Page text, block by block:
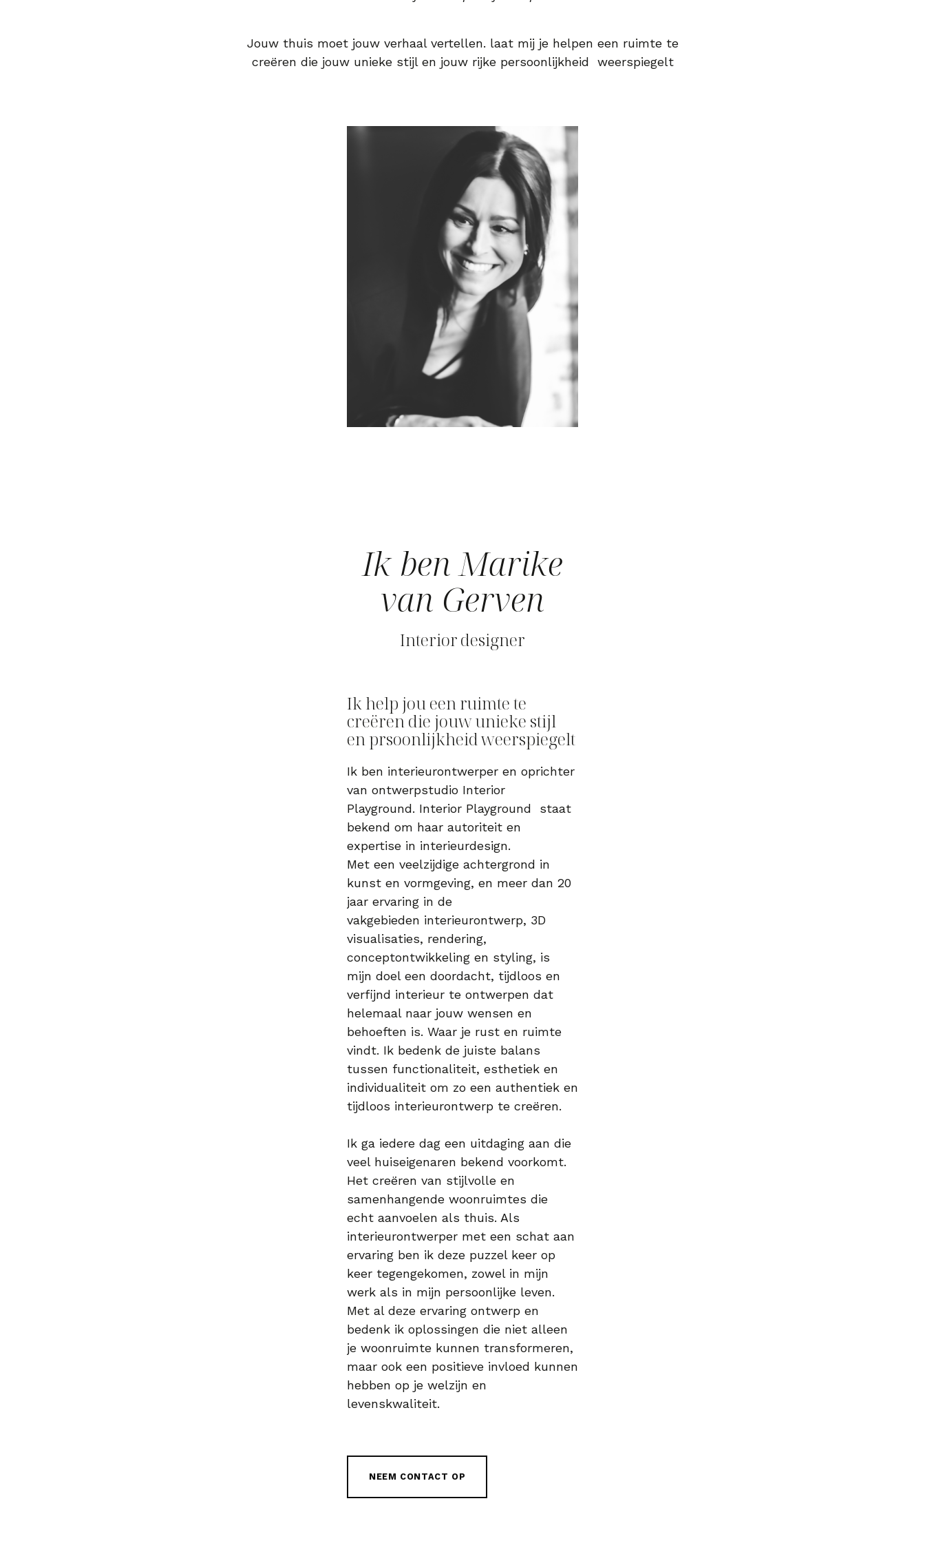
Jouw thuis moet jouw verhaal vertellen. laat mij je helpen een ruimte te
creëren die jouw unieke stijl en jouw rijke persoonlijkheid weerspiegelt
Ik ben Marike
van Gerven
Interior designer
Ik help jou een ruimte te
creëren die jouw unieke stijl
en prsoonlijkheid weerspiegelt
Ik ben interieurontwerper en oprichter
van ontwerpstudio Interior
Playground. Interior Playground staat
bekend om haar autoriteit en
expertise in interieurdesign.
Met een veelzijdige achtergrond in
kunst en vormgeving, en meer dan 20
jaar ervaring in de
vakgebieden interieurontwerp, 3D
visualisaties, rendering,
conceptontwikkeling en styling, is
mijn doel een doordacht, tijdloos en
verfijnd interieur te ontwerpen dat
helemaal naar jouw wensen en
behoeften is. Waar je rust en ruimte
vindt. Ik bedenk de juiste balans
tussen functionaliteit, esthetiek en
individualiteit om zo een authentiek en
tijdloos interieurontwerp te creëren.
Ik ga iedere dag een uitdaging aan die
veel huiseigenaren bekend voorkomt.
Het creëren van stijlvolle en
samenhangende woonruimtes die
echt aanvoelen als thuis. Als
interieurontwerper met een schat aan
ervaring ben ik deze puzzel keer op
keer tegengekomen, zowel in mijn
werk als in mijn persoonlijke leven.
Met al deze ervaring ontwerp en
bedenk ik oplossingen die niet alleen
je woonruimte kunnen transformeren,
maar ook een positieve invloed kunnen
hebben op je welzijn en
levenskwaliteit.
NEEM CONTACT OP